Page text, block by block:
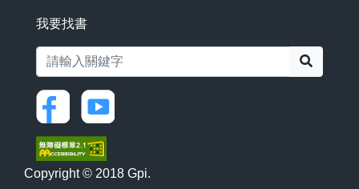
我要找書
Copyright © 2018 Gpi.